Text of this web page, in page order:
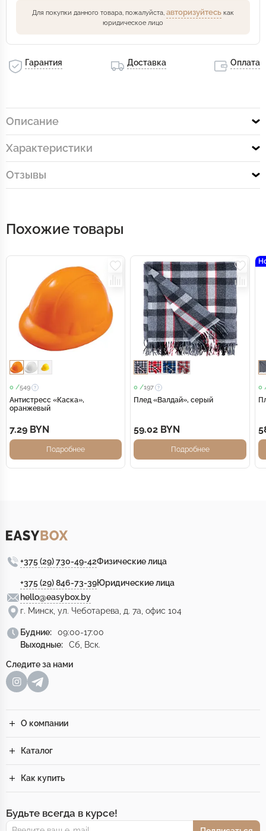
Для покупки данного товара, пожалуйста, авторизуйтесь как
юридическое лицо
Гарантия Доставка Оплата
Описание
Характеристики
Отзывы
Похожие товары
0 /549
Антистресс «Каска»,
оранжевый
7.29 BYN
Подробнее
0 /197
Плед «Валдай», серый
59.02 BYN
Подробнее
0
+375 (29) 730-49-42Физические лица
+375 (29) 846-73-39Юридические лица
hello@easybox.by
г. Минск, ул. Чеботарева, д. 7а, офис 104
Будние:
09:00-17:00
Выходные:
Сб, Вск.
Следите за нами
О компании
Каталог
Как купить
Будьте всегда в курсе!